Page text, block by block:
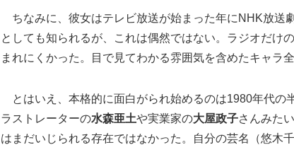
ちなみに、彼女はテレビ放送が始まった年にNHK放送
としても知られるが、これは偶然ではない。ラジオだけ
まれにくかった。目で見てわかる雰囲気を含めたキャラ
とはいえ、本格的に面白がられ始めるのは1980年代の
ラストレーターの水森亜土や実業家の大屋政子さんみた
はまだいじられる存在ではなかった。自分の芸名（悠木